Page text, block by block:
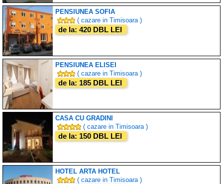
PENSIUNEA SOFIA
( cazare in Timisoara )
de la: 420 DBL LEI
PENSIUNEA ELISEI
( cazare in Timisoara )
de la: 185 DBL LEI
CASA CU GRADINI
( cazare in Timisoara )
de la: 150 DBL LEI
HOTEL ARTA HOTEL
( cazare in Timisoara )